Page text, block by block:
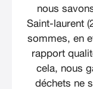
nous
Saint-laurent
sommes, en
rapport
cela, nous
déchets ne